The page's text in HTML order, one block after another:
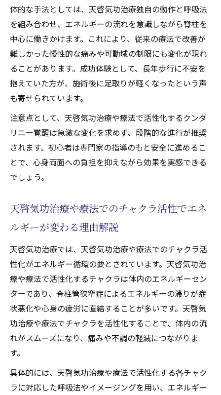
体的な手法としては、天啓気功治療独自の動作と呼吸法
を組み合わせ、エネルギーの流れを意識しながら脊柱を
中心に働きかけます。これにより、従来の療法で改善が
難しかった慢性的な痛みや可動域の制限にも変化が現れ
ることがあります。成功体験として、長年歩行に不安を
抱えていた方が、施術後に足取りが軽くなったという声
も寄せられています。
注意点として、天啓気功治療や療法で活性化するクンダ
リニー覚醒は急激な変化を求めず、段階的な進行が推奨
されます。初心者は専門家の指導のもと安全に進めるこ
とで、心身両面への負担を抑えながら効果を実感できる
でしょう。
天啓気功治療や療法でのチャクラ活性でエネ
ルギーが変わる理由解説
天啓気功治療では、天啓気功治療や療法でのチャクラ活
性化がエネルギー循環の要とされています。天啓気功治
療や療法で活性化するチャクラは体内のエネルギーセン
ターであり、脊柱管狭窄症によるエネルギーの滞りが症
状悪化や心身の疲労に直結することが多いです。天啓気
功治療や療法でチャクラを活性化することで、体内の流
れがスムーズになり、痛みや不調の軽減につながりま
す。
具体的には、天啓気功治療や療法で活性化する各チャク
ラに対応した呼吸法やイメージングを用い、エネルギー